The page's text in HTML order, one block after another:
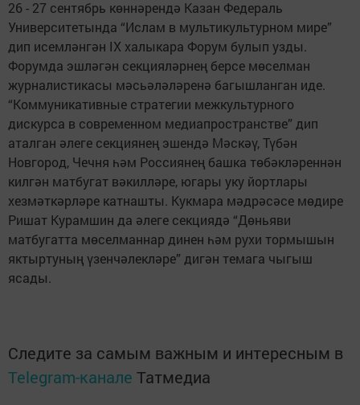
26 - 27 сентябрь көннәрендә Казан Федераль
Университетында “Ислам в мультикультурном мире”
дип исемләнгән IX халыкара Форум булып узды.
Форумда эшләгән секцияләрнең берсе мөселман
журналистикасы мәсьәләләренә багышланган иде.
“Коммуникативные стратегии межкультурного
дискурса в современном медиапространстве” дип
аталган әлеге секциянең эшендә Мәскәү, Түбән
Новгород, Чечня һәм Россиянең башка төбәкләреннән
килгән матбугат вәкилләре, югары уку йортлары
хезмәткәрләре катнашты. Кукмара мәдрәсәсе мөдире
Ришат Курамшин да әлеге секциядә “Дөньяви
матбугатта мөселманнар динен һәм рухи тормышын
яктыртуның үзенчәлекләре” дигән темага чыгыш
ясады.
Следите за самым важным и интересным в
Telegram-канале Татмедиа